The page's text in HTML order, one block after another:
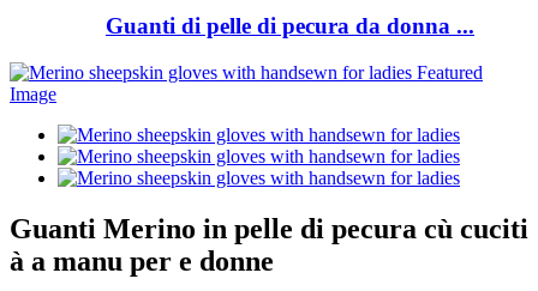
Guanti di pelle di pecura da donna ...
Guanti Merino in pelle di pecura cù cuciti
à a manu per e donne